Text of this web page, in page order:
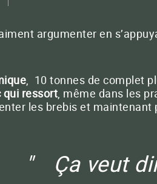
Contactez-
argumenter en
, 10 tonnes de complet
qui ressort, même dans les
les brebis et maintenant
Ça veut